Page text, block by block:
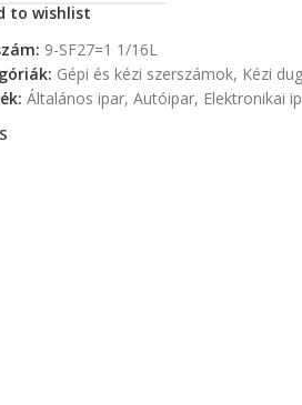
to wishlist
9-SF27=1 1/16L
Gépi és kézi szerszámok, Kézi
Általános ipar, Autóipar, Elektronikai